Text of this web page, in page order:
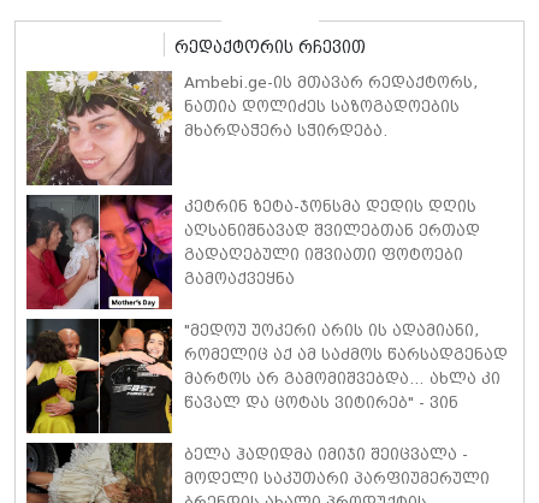
რედაქტორის რჩევით
Ambebi.ge-ის მთავარ რედაქტორს,
ნათია დოლიძეს საზოგადოების
მხარდაჭერა სჭირდება.
კეტრინ ზეტა-ჯონსმა დედის დღის
აღსანიშნავად შვილებთან ერთად
გადაღებული იშვიათი ფოტოები
გამოაქვეყნა
"მედოუ უოკერი არის ის ადამიანი,
რომელიც აქ ამ საძმოს წარსადგენად
მარტოს არ გამომიშვებდა… ახლა კი
წავალ და ცოტას ვიტირებ" - ვინ
პოლ უოკერის ქალიშვილს ემოციური
სიტყვებით მიმართავს
ბელა ჰადიდმა იმიჯი შეიცვალა -
მოდელი საკუთარი პარფიუმერული